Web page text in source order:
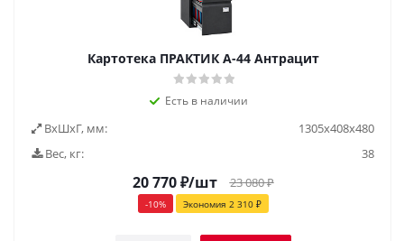
Картотека ПРАКТИК А-44 Антрацит
Есть в наличии
ВxШxГ, мм:
1305х408х480
Вес, кг:
38
20 770₽/шт 23 080₽
-10% Экономия 2 310₽